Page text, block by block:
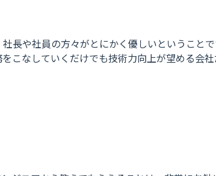
長や社員の方々がとにかく優しいということで
こなしていくだけでも技術力向上が望める会社